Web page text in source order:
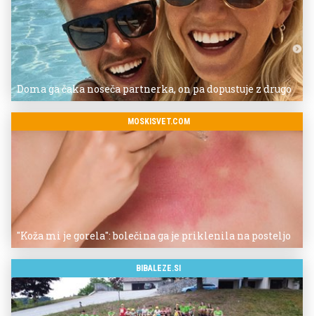
Doma ga čaka noseča partnerka, on pa dopustuje z drugo
MOSKISVET.COM
"Koža mi je gorela": bolečina ga je priklenila na posteljo
BIBALEZE.SI